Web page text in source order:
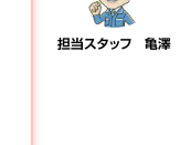
担当スタッフ 亀澤